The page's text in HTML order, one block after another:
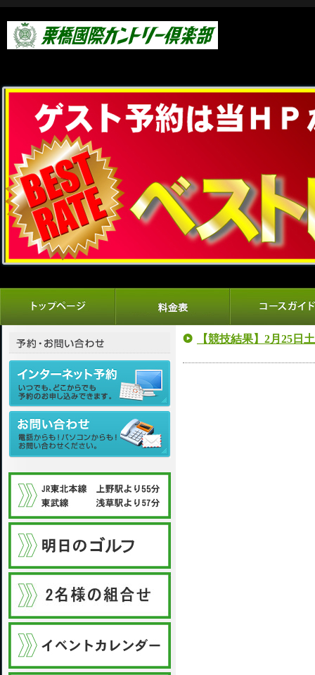
【競技結果】2月25日